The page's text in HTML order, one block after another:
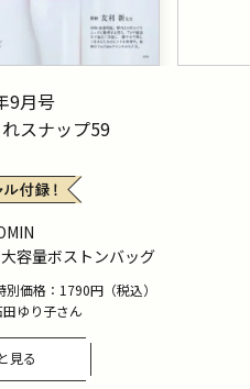
9月号
スナップ59
容量ボストンバッグ
別価格：1790円（税込）
ゆり子さん
見る